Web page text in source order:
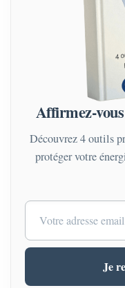
Affirmez-
Découvrez 4 outils
protéger votre
Je